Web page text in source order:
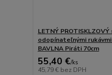
LETNÝ PROTISKLZOVÝ
odopínateľnými rukávmi
BAVLNA Piráti 70cm
55,40 €/ks
45,79 € bez DPH